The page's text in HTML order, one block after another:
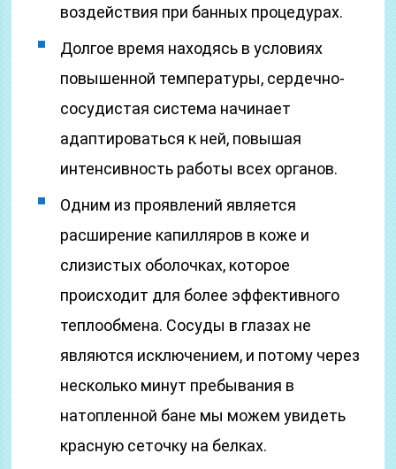
воздействия при банных процедурах.
Долгое время находясь в условиях
повышенной температуры, сердечно-
сосудистая система начинает
адаптироваться к ней, повышая
интенсивность работы всех органов.
Одним из проявлений является
расширение капилляров в коже и
слизистых оболочках, которое
происходит для более эффективного
теплообмена. Сосуды в глазах не
являются исключением, и потому через
несколько минут пребывания в
натопленной бане мы можем увидеть
красную сеточку на белках.